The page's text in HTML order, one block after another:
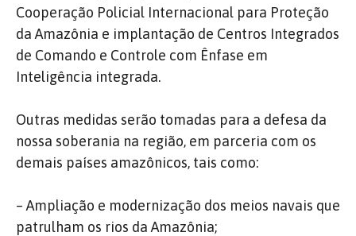
Cooperação Policial Internacional para Proteção
da Amazônia e implantação de Centros Integrados
de Comando e Controle com Ênfase em
Inteligência integrada.
Outras medidas serão tomadas para a defesa da
nossa soberania na região, em parceria com os
demais países amazônicos, tais como:
– Ampliação e modernização dos meios navais que
patrulham os rios da Amazônia;